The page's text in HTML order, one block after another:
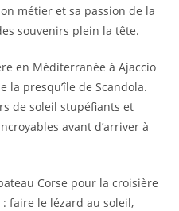
métier et sa passion de la
souvenirs plein la tête.
en Méditerranée à Ajaccio
la presqu’île de Scandola.
de soleil stupéfiants et
avant d’arriver à
Corse pour la croisière
faire le lézard au soleil,